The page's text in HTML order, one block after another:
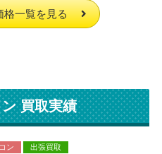
格一覧を見る
買取実績
ン
出張買取